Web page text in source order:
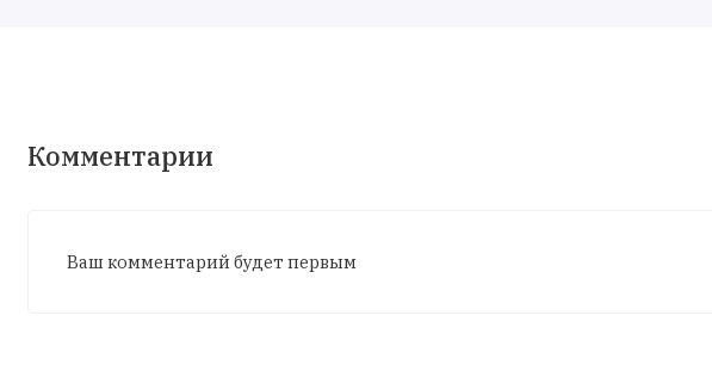
Комментарии
Ваш комментарий будет первым